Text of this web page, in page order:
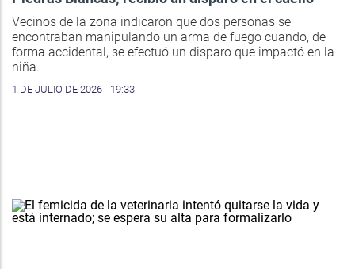
Vecinos de la zona indicaron que dos personas se
encontraban manipulando un arma de fuego cuando, de
forma accidental, se efectuó un disparo que impactó en la
niña.
1 DE JULIO DE 2026 - 19:33